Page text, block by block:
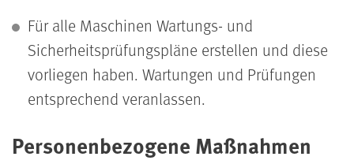
Für alle Maschinen Wartungs- und
Sicherheitsprüfungspläne erstellen und diese
vorliegen haben. Wartungen und Prüfungen
entsprechend veranlassen.
Personenbezogene Maßnahmen